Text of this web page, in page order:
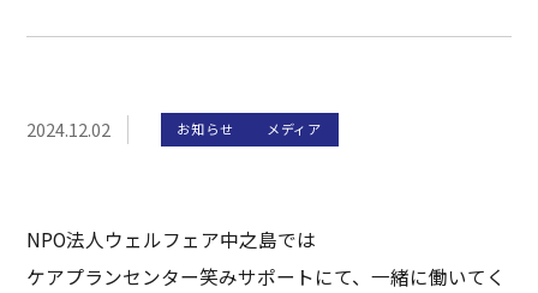
2024.12.02 お知らせ メディア
NPO法人ウェルフェア中之島では
ケアプランセンター笑みサポートにて、一緒に働いてく